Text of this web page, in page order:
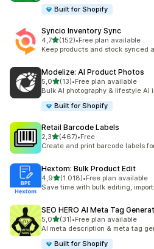
Built for Shopify
Syncio Inventory Sync
4,75 yıldız üzerinden
(152)
toplam 152 değerlendirme
•Free plan available
Keep products and stock synced
Modelize: AI Product Photos
5,05 yıldız üzerinden
(13)
toplam 13 değerlendirme
•Free plan available
Bulk AI photography & lifestyle AI
Built for Shopify
Retail Barcode Labels
2,35 yıldız üzerinden
(467)
toplam 467 değerlendirme
•Free
Create and print barcode labels
Hextom: Bulk Product Edit
4,95 yıldız üzerinden
(1.018)
toplam 1018 değerlendirme
•Free plan available
Save time with bulk editing,
SEO HERO AI Meta Tag
5,05 yıldız üzerinden
(31)
toplam 31 değerlendirme
•Free plan available
AI meta description & meta tag
Built for Shopify